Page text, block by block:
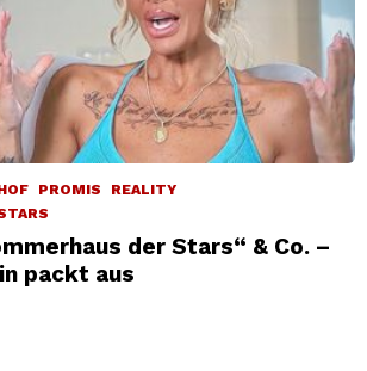
PROMIS
REALITY
der Stars“ & Co. –
packt aus